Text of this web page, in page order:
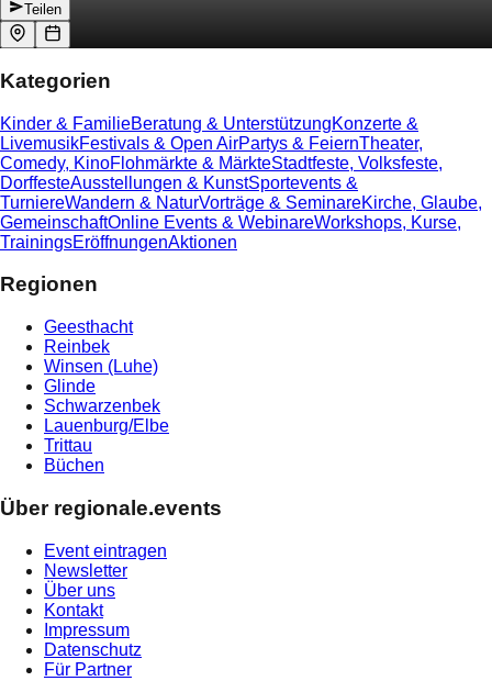
Teilen
Kategorien
Kinder & FamilieBeratung & UnterstützungKonzerte &
LivemusikFestivals & Open AirPartys & FeiernTheater,
Comedy, KinoFlohmärkte & MärkteStadtfeste, Volksfeste,
DorffesteAusstellungen & KunstSportevents &
TurniereWandern & NaturVorträge & SeminareKirche, Glaube,
GemeinschaftOnline Events & WebinareWorkshops, Kurse,
TrainingsEröffnungenAktionen
Regionen
Geesthacht
Reinbek
Winsen (Luhe)
Glinde
Schwarzenbek
Lauenburg/Elbe
Trittau
Büchen
Über regionale.events
Event eintragen
Newsletter
Über uns
Kontakt
Impressum
Datenschutz
Für Partner